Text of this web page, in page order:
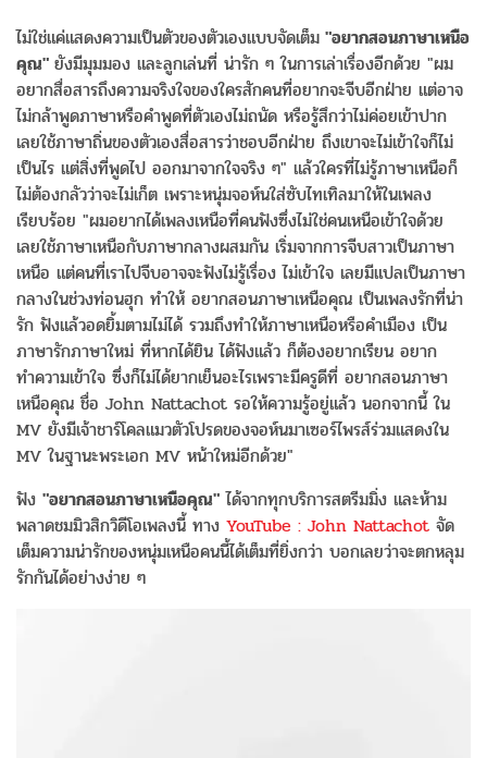
ไม่ใช่แค่แสดงความเป็นตัวของตัวเองแบบจัดเต็ม "อยากสอนภาษาเหนือ
คุณ" ยังมีมุมมอง และลูกเล่นที่ น่ารัก ๆ ในการเล่าเรื่องอีกด้วย "ผม
อยากสื่อสารถึงความจริงใจของใครสักคนที่อยากจะจีบอีกฝ่าย แต่อาจ
ไม่กล้าพูดภาษาหรือคำพูดที่ตัวเองไม่ถนัด หรือรู้สึกว่าไม่ค่อยเข้าปาก
เลยใช้ภาษาถิ่นของตัวเองสื่อสารว่าชอบอีกฝ่าย ถึงเขาจะไม่เข้าใจก็ไม่
เป็นไร แต่สิ่งที่พูดไป ออกมาจากใจจริง ๆ" แล้วใครที่ไม่รู้ภาษาเหนือก็
ไม่ต้องกลัวว่าจะไม่เก็ต เพราะหนุ่มจอห์นใส่ซับไทเทิลมาให้ในเพลง
เรียบร้อย "ผมอยากได้เพลงเหนือที่คนฟังซึ่งไม่ใช่คนเหนือเข้าใจด้วย
เลยใช้ภาษาเหนือกับภาษากลางผสมกัน เริ่มจากการจีบสาวเป็นภาษา
เหนือ แต่คนที่เราไปจีบอาจจะฟังไม่รู้เรื่อง ไม่เข้าใจ เลยมีแปลเป็นภาษา
กลางในช่วงท่อนฮุก ทำให้ อยากสอนภาษาเหนือคุณ เป็นเพลงรักที่น่า
รัก ฟังแล้วอดยิ้มตามไม่ได้ รวมถึงทำให้ภาษาเหนือหรือคำเมือง เป็น
ภาษารักภาษาใหม่ ที่หากได้ยิน ได้ฟังแล้ว ก็ต้องอยากเรียน อยาก
ทำความเข้าใจ ซึ่งก็ไม่ได้ยากเย็นอะไรเพราะมีครูดีที่ อยากสอนภาษา
เหนือคุณ ชื่อ John Nattachot รอให้ความรู้อยู่แล้ว นอกจากนี้ ใน
MV ยังมีเจ้าชาร์โคลแมวตัวโปรดของจอห์นมาเซอร์ไพรส์ร่วมแสดงใน
MV ในฐานะพระเอก MV หน้าใหม่อีกด้วย"
ฟัง "อยากสอนภาษาเหนือคุณ" ได้จากทุกบริการสตรีมมิ่ง และห้าม
พลาดชมมิวสิกวิดีโอเพลงนี้ ทาง YouTube : John Nattachot จัด
เต็มความน่ารักของหนุ่มเหนือคนนี้ได้เต็มที่ยิ่งกว่า บอกเลยว่าจะตกหลุม
รักกันได้อย่างง่าย ๆ